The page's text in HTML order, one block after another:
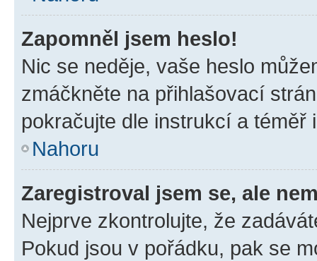
Zapomněl jsem heslo!
Nic se neděje, vaše heslo
zmáčkněte na přihlašovací
pokračujte dle instrukcí a téměř
Nahoru
Zaregistroval jsem se, ale
Nejprve zkontrolujte, že
Pokud jsou v pořádku, pak se